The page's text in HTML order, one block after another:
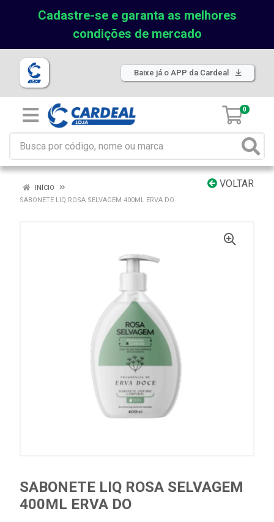
Cadastre-se e garanta as melhores
condições de mercado
Baixe já o APP da Cardeal
0
VOLTAR
INÍCIO
SABONETE LIQ ROSA SELVAGEM 400ML ERVA DO
SABONETE LIQ ROSA SELVAGEM
400ML ERVA DO